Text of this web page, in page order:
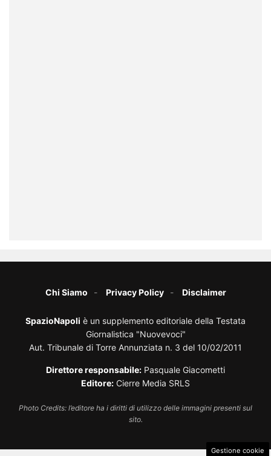
Chi Siamo Privacy Policy Disclaimer
SpazioNapoli è un supplemento editoriale della Testata
Giornalistica "Nuovevoci"
Aut. Tribunale di Torre Annunziata n. 3 del 10/02/2011
Direttore responsabile: Pasquale Giacometti
Editore: Cierre Media SRLS
Photo Credits: l’editore ha i diritti di utilizzo delle immagini presenti sul
sito.
Gestione cookie